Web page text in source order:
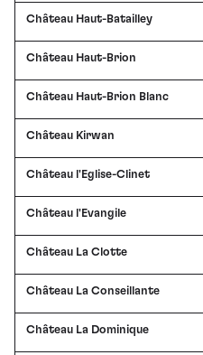
Château Haut-Batailley
Château Haut-Brion
Château Haut-Brion Blanc
Château Kirwan
Château l'Eglise-Clinet
Château l'Evangile
Château La Clotte
Château La Conseillante
Château La Dominique